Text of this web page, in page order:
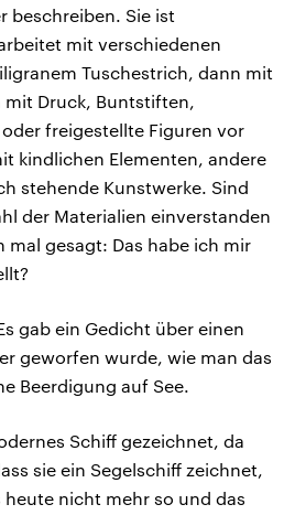
beschreiben. Sie ist
mit verschiedenen
Tuschestrich, dann mit
Druck, Buntstiften,
freigestellte Figuren vor
kindlichen Elementen, andere
stehende Kunstwerke. Sind
der Materialien einverstanden
mal gesagt: Das habe ich mir
gab ein Gedicht über einen
geworfen wurde, wie man das
Beerdigung auf See.
Schiff gezeichnet, da
sie ein Segelschiff zeichnet,
nicht mehr so und das